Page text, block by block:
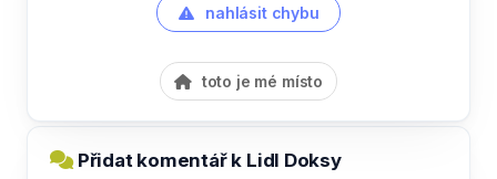
nahlásit chybu
toto je mé místo
Přidat komentář k Lidl Doksy